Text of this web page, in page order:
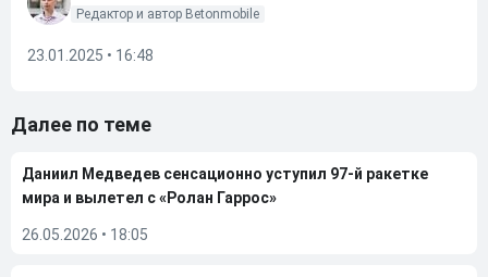
Редактор и автор Betonmobile
23.01.2025 • 16:48
Далее по теме
Даниил Медведев сенсационно уступил 97-й ракетке
мира и вылетел с «Ролан Гаррос»
26.05.2026 • 18:05